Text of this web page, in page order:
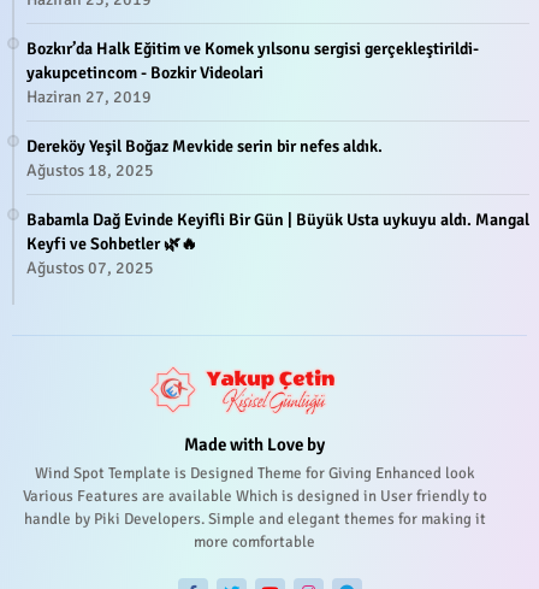
Bozkır’da Halk Eğitim ve Komek yılsonu sergisi gerçekleştirildi-
yakupcetincom - Bozkir Videolari
Haziran 27, 2019
Dereköy Yeşil Boğaz Mevkide serin bir nefes aldık.
Ağustos 18, 2025
Babamla Dağ Evinde Keyifli Bir Gün | Büyük Usta uykuyu aldı. Mangal
Keyfi ve Sohbetler 🌿🔥
Ağustos 07, 2025
Made with Love by
Wind Spot Template is Designed Theme for Giving Enhanced look
Various Features are available Which is designed in User friendly to
handle by Piki Developers. Simple and elegant themes for making it
more comfortable